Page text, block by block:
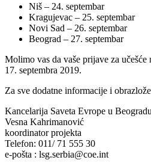
Niš – 24. septembar
Kragujevac – 25. septembar
Novi Sad – 26. septembar
Beograd – 27. septembar
Molimo vas da vaše prijave za
17. septembra 2019.
Za sve dodatne informacije i
Kancelarija Saveta Evrope u Beogradu
Vesna Kahrimanović
koordinator projekta
Telefon: 011/ 71 555 30
e-pošta : lsg.serbia@coe.int